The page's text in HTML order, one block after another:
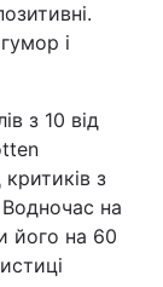
і
з 10 від
з
на
його на 60